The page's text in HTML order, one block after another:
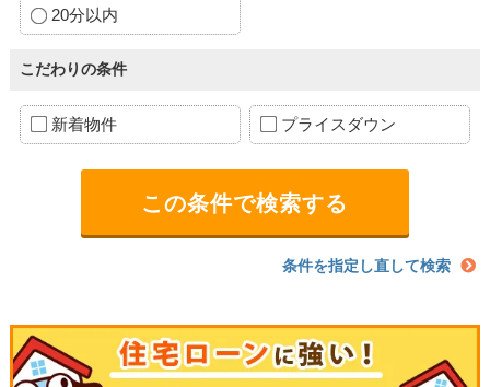
20分以内
こだわりの条件
新着物件 プライスダウン
条件を指定し直して検索